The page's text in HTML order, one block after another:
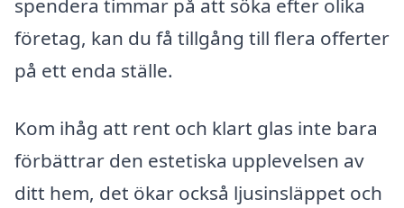
spendera timmar på att söka efter olika
företag, kan du få tillgång till flera offerter
på ett enda ställe.
Kom ihåg att rent och klart glas inte bara
förbättrar den estetiska upplevelsen av
ditt hem, det ökar också ljusinsläppet och